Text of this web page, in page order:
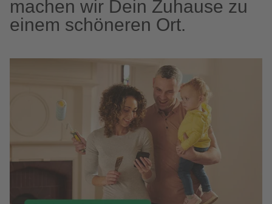
machen wir Dein Zuhause zu
einem schöneren Ort.